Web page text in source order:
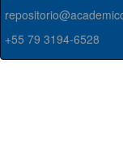
+55 79 3194-6528